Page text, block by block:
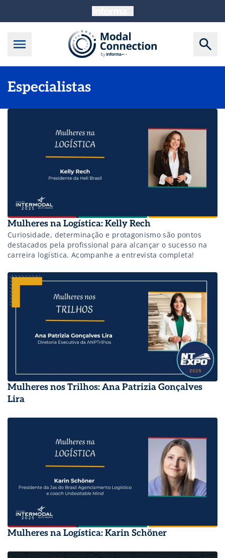
Especialistas
Mulheres na Logística: Kelly Rech
Curiosidade, determinação e protagonismo são pontos
destacados pela profissional para alcançar o sucesso na
carreira logística. Acompanhe a entrevista completa!
Mulheres nos Trilhos: Ana Patrizia Gonçalves
Lira
Mulheres na Logística: Karin Schöner